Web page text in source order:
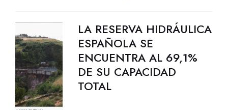
LA RESERVA HIDRÁULICA
ESPAÑOLA SE
ENCUENTRA AL 69,1%
DE SU CAPACIDAD
TOTAL